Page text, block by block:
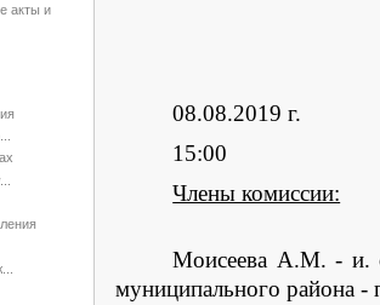
акты и
15:00
Члены комиссии:
Моисеева А.М. - и.
муниципального района -